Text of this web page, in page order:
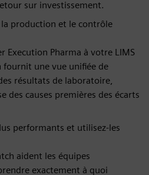
sur investissement.
production et le contrôle
Execution Pharma à votre LIMS
une vue unifiée de
résultats de laboratoire,
des causes premières des écarts
performants et utilisez-les
aident les équipes
exactement à quoi